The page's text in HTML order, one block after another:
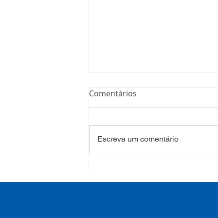
001/2022
Comentários
Escreva um comentário